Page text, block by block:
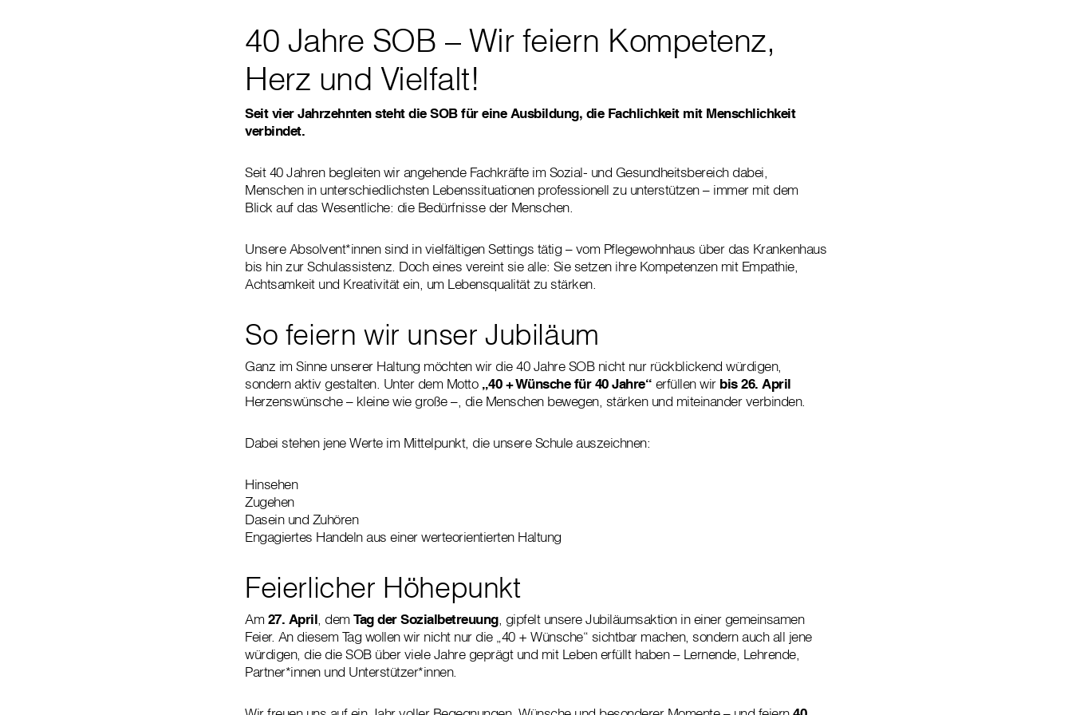
40 Jahre SOB – Wir feiern Kompetenz,
Herz und Vielfalt!
Seit vier Jahrzehnten steht die SOB für eine Ausbildung, die Fachlichkeit mit Menschlichkeit
verbindet.
Seit 40 Jahren begleiten wir angehende Fachkräfte im Sozial- und Gesundheitsbereich dabei,
Menschen in unterschiedlichsten Lebenssituationen professionell zu unterstützen – immer mit dem
Blick auf das Wesentliche: die Bedürfnisse der Menschen.
Unsere Absolvent*innen sind in vielfältigen Settings tätig – vom Pflegewohnhaus über das Krankenhaus
bis hin zur Schulassistenz. Doch eines vereint sie alle: Sie setzen ihre Kompetenzen mit Empathie,
Achtsamkeit und Kreativität ein, um Lebensqualität zu stärken.
So feiern wir unser Jubiläum
Ganz im Sinne unserer Haltung möchten wir die 40 Jahre SOB nicht nur rückblickend würdigen,
sondern aktiv gestalten. Unter dem Motto „40 + Wünsche für 40 Jahre“ erfüllen wir bis 26. April
Herzenswünsche – kleine wie große –, die Menschen bewegen, stärken und miteinander verbinden.
Dabei stehen jene Werte im Mittelpunkt, die unsere Schule auszeichnen:
Hinsehen
Zugehen
Dasein und Zuhören
Engagiertes Handeln aus einer werteorientierten Haltung
Feierlicher Höhepunkt
Am 27. April , dem Tag der Sozialbetreuung, gipfelt unsere Jubiläumsaktion in einer gemeinsamen
Feier. An diesem Tag wollen wir nicht nur die „40 + Wünsche“ sichtbar machen, sondern auch all jene
würdigen, die die SOB über viele Jahre geprägt und mit Leben erfüllt haben – Lernende, Lehrende,
Partner*innen und Unterstützer*innen.